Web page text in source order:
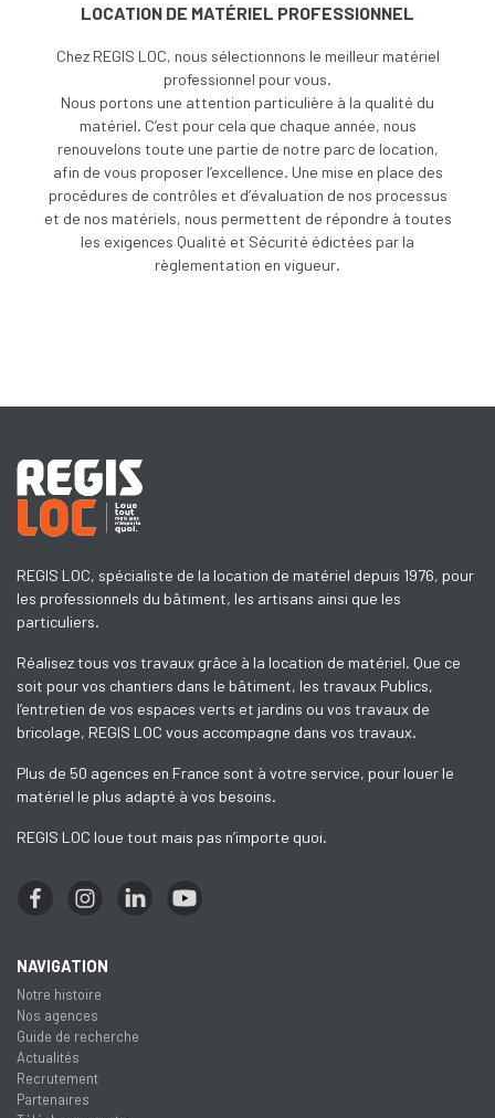
LOCATION DE MATÉRIEL PROFESSIONNEL
Chez REGIS LOC, nous sélectionnons le meilleur matériel
professionnel pour vous.
Nous portons une attention particulière à la qualité du
matériel. C’est pour cela que chaque année, nous
renouvelons toute une partie de notre parc de location,
afin de vous proposer l’excellence. Une mise en place des
procédures de contrôles et d’évaluation de nos processus
et de nos matériels, nous permettent de répondre à toutes
les exigences Qualité et Sécurité édictées par la
règlementation en vigueur.
REGIS LOC, spécialiste de la location de matériel depuis 1976, pour
les professionnels du bâtiment, les artisans ainsi que les
particuliers.
Réalisez tous vos travaux grâce à la location de matériel. Que ce
soit pour vos chantiers dans le bâtiment, les travaux Publics,
l’entretien de vos espaces verts et jardins ou vos travaux de
bricolage, REGIS LOC vous accompagne dans vos travaux.
Plus de 50 agences en France sont à votre service, pour louer le
matériel le plus adapté à vos besoins.
REGIS LOC loue tout mais pas n’importe quoi.
NAVIGATION
Notre histoire
Nos agences
Guide de recherche
Actualités
Recrutement
Partenaires